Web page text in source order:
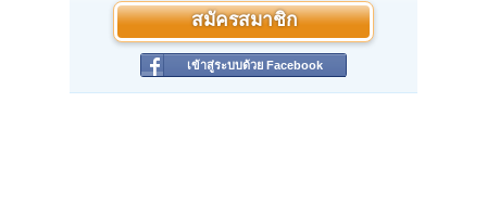
สมัครสมาชิก
เข้าสู่ระบบด้วย Facebook